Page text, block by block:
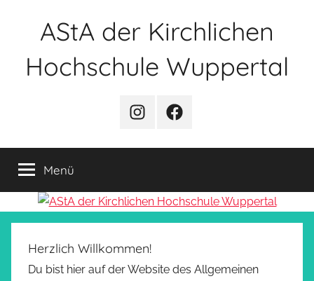
AStA der Kirchlichen
Hochschule Wuppertal
InstagramFacebook
Menü
Herzlich Willkommen!
Du bist hier auf der Website des Allgemeinen